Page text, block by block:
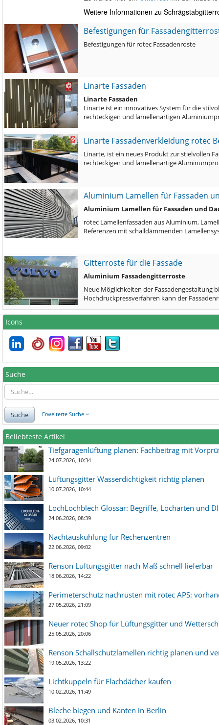
Weitere Informationen zu
Befestigungen für
Befestigungen für rotec Fassadenroste
Linarte Fassaden
Linarte Fassaden
Linarte ist ein innovatives System für die
rechteckigen und lamellenartigen
Linarte Fassadenverkleidung rotec
Linarte, ist ein neues Produkt zur stielvollen
rechteckigen und lamellenartige
Aluminium Lamellen für Fassaden
Aluminium Lamellen für Fassaden und
rotec Lamellenfassaden aus Aluminium,
Referenzen mit schalldämmenden
Gitterroste für die Fassade
Aluminium Fassadengitterroste
Neue Möglichkeiten der Fassadengestaltung
Hochdruckpressverfahren kann der
Icons
Suche
Suche Erweiterte Suche
Beliebteste Artikel
Tiefgaragenlüftung planen: Fachbeitrag mit
24.07.2026, 10:34
Lüftungsgitter Wasserdichtigkeit richtig planen
10.07.2026, 10:44
LochLochblech Glossar: Begriffe, Locharten und
24.06.2026, 08:39
Nachtauskühlung für Rechenzentren
22.06.2026, 09:02
Renson Lüftungsgitter nach Maß schnell lieferbar
18.06.2026, 14:22
Perimeterschutz nachrüsten mit rotec APS:
27.05.2026, 21:09
Neuer rotec Shop für Lüftungsgitter und
25.05.2026, 20:06
Renson Schallschutzlamellen richtig planen und
19.05.2026, 13:22
Lichtkuppeln für Flachdächer kaufen
10.02.2026, 11:49
Bleche biegen und Kanten in Berlin
03.02.2026, 10:31